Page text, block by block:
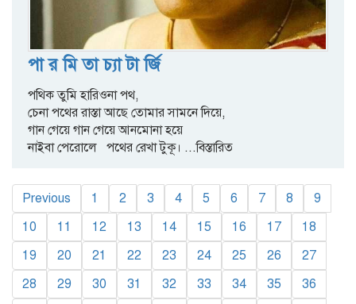
পা র মি তা চ্যা টা র্জি
পথিক তুমি হারিওনা পথ,
চেনা পথের রাস্তা আছে তোমার সামনে দিয়ে,
গান গেয়ে গান গেয়ে আনমোনা হয়ে
নাইবা পেরোলে পথের রেখা টুকূ। ...বিস্তারিত
Previous 1 2 3 4 5 6 7 8
9
10
11 12 13 14 15 16 17
18
19
20 21 22 23 24 25 26
27
28
29 30 31 32 33 34 35
36